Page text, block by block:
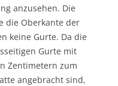
anzusehen. Die
die Oberkante der
keine Gurte. Da die
Gurte mit
Zentimetern zum
angebracht sind,